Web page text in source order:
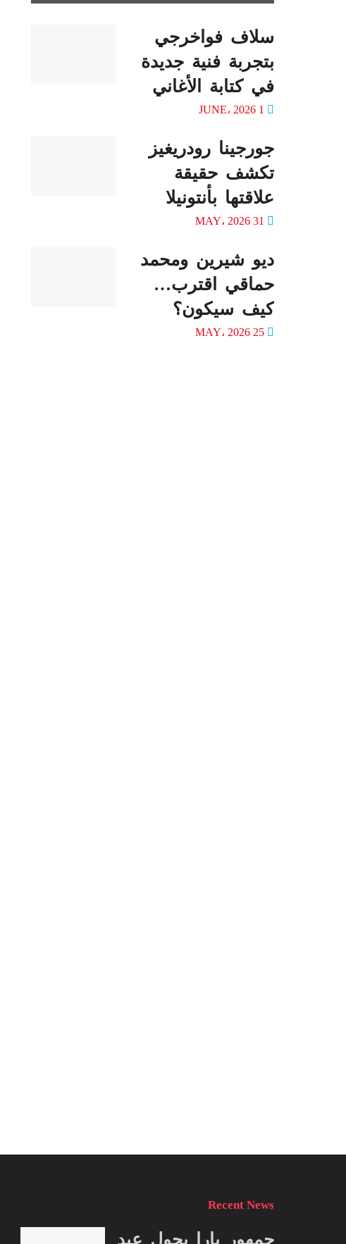
سلاف فواخرجي
بتجربة فنية جديدة
في كتابة الأغاني
جورجينا رودريغيز
تكشف حقيقة
علاقتها بأنتونيلا
ديو شيرين ومحمد
حماقي اقترب…
كيف سيكون؟
Recent News
جمهور يارا يحول عيد